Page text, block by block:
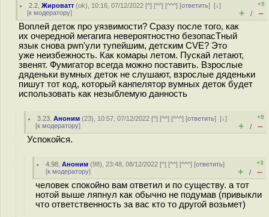
2.2 ,Жироватт (ok), 10:16, 07/12/2022 [^] [^^] [^^^] [ответить][↓]
[к модератору]
+5
+ / –
Воплей деток про уязвимости? Сразу после того, как
их очередной мегагига невероятностно безопасТный
язык снова pwn'ули тупейшим, детским CVE? Это
уже неизбежность. Как комары летом. Пускай летают,
звенят. Фумигатор всегда можно поставить. Взрослые
дяденьки вумных деток не слушают, взрослые дяденьки
пишут тот код, который канпелятор вумных деток будет
использовать как незыблемую данность
3.23 ,Аноним (23), 10:57, 07/12/2022 [^] [^^] [^^^] [ответить][↓]
[к модератору]
+9
+ / –
Успокойся.
4.98 ,Аноним (98), 23:48, 08/12/2022 [^] [^^] [^^^] [ответить]
[к модератору]
+3
+ / –
человек спокойно вам ответил и по существу. а тот
нотой выше ляпнул как обычно не подумав (привыкли
что ответственность за вас кто то другой возьмет)